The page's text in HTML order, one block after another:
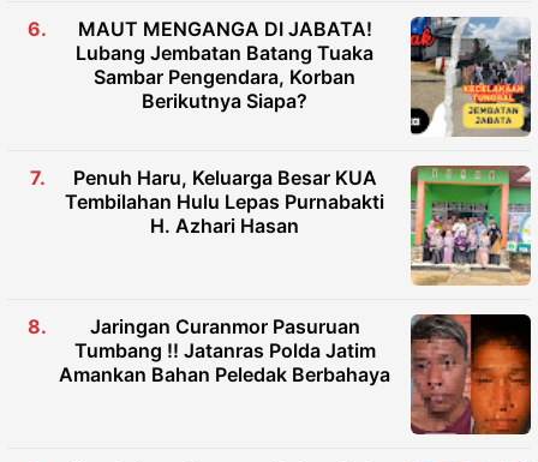
MAUT MENGANGA DI JABATA!
Lubang Jembatan Batang Tuaka
Sambar Pengendara, Korban
Berikutnya Siapa?
Penuh Haru, Keluarga Besar KUA
Tembilahan Hulu Lepas Purnabakti
H. Azhari Hasan
Jaringan Curanmor Pasuruan
Tumbang !! Jatanras Polda Jatim
Amankan Bahan Peledak Berbahaya